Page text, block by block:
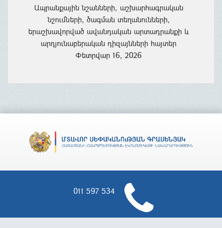
Ապրանքային նշանների, աշխարհագրական
նշումների, ծագման տեղանունների,
երաշխավորված ավանդական արտադրանքի և
արդյունաբերական դիզայնների հայտեր
Փետրվար 16, 2026
011 597 534